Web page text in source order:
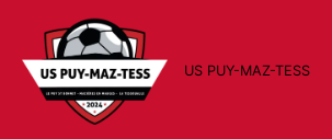
contenu
US PUY-MAZ-TESS